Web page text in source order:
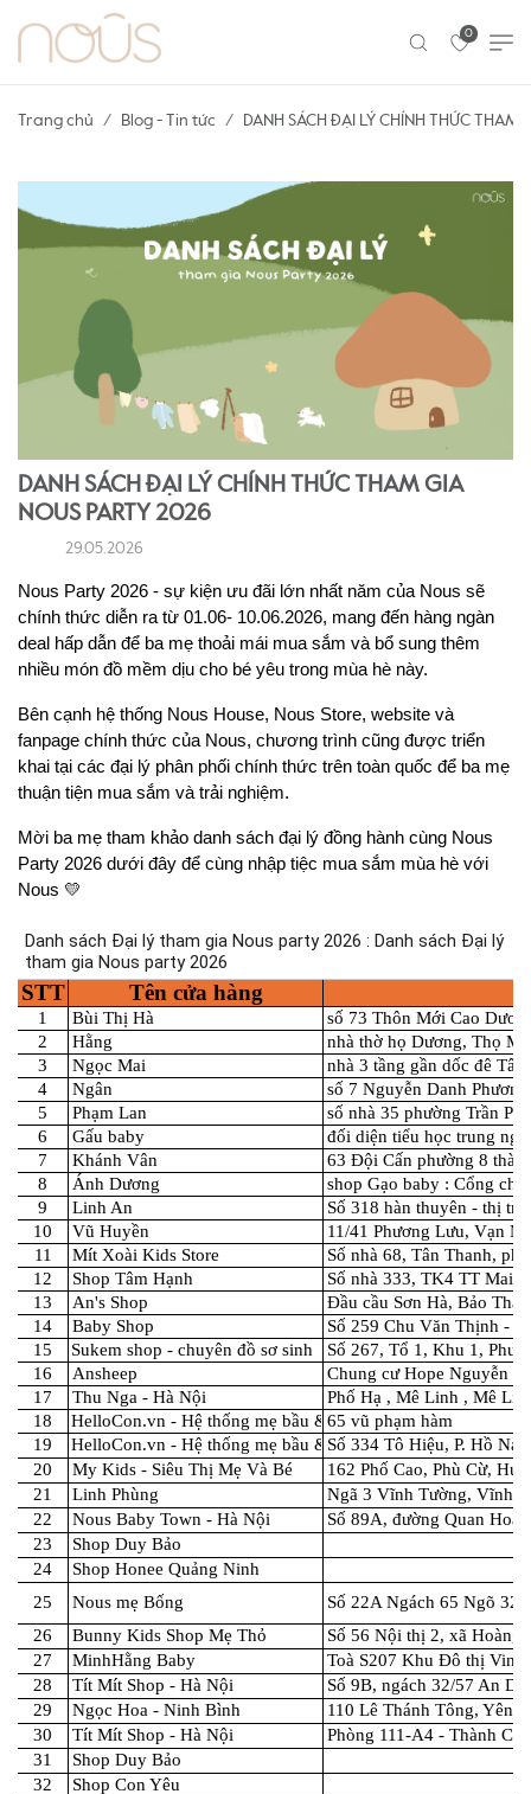
0
Trang chủ Blog - Tin tức DANH SÁCH ĐẠI LÝ CHÍNH THỨC THAM
DANH SÁCH ĐẠI LÝ CHÍNH THỨC THAM GIA
NOUS PARTY 2026
29.05.2026
Nous Party 2026 - sự kiện ưu đãi lớn nhất năm của Nous sẽ
chính thức diễn ra từ 01.06- 10.06.2026, mang đến hàng ngàn
deal hấp dẫn để ba mẹ thoải mái mua sắm và bổ sung thêm
nhiều món đồ mềm dịu cho bé yêu trong mùa hè này.
Bên cạnh hệ thống Nous House, Nous Store, website và
fanpage chính thức của Nous, chương trình cũng được triển
khai tại các đại lý phân phối chính thức trên toàn quốc để ba mẹ
thuận tiện mua sắm và trải nghiệm.
Mời ba mẹ tham khảo danh sách đại lý đồng hành cùng Nous
Party 2026 dưới đây để cùng nhập tiệc mua sắm mùa hè với
Nous 💛